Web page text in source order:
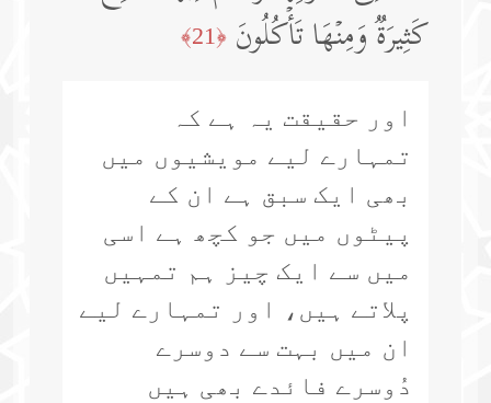
كَثِیرَةࣱ وَمِنۡهَا تَأۡكُلُونَ ﴿21﴾
اور حقیقت یہ ہے کہ
تمہارے لیے مویشیوں میں
بھی ایک سبق ہے ان کے
پیٹوں میں جو کچھ ہے اسی
میں سے ایک چیز ہم تمہیں
پلاتے ہیں، اور تمہارے لیے
ان میں بہت سے دوسرے
دُوسرے فائدے بھی ہیں